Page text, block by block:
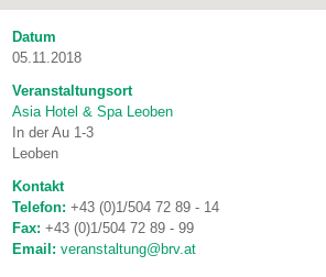
Datum
05.11.2018
Veranstaltungsort
Asia Hotel & Spa Leoben
In der Au 1-3
Leoben
Kontakt
Telefon:+43 (0)1/504 72 89 - 14
Fax:+43 (0)1/504 72 89 - 99
Email: veranstaltung@brv.at